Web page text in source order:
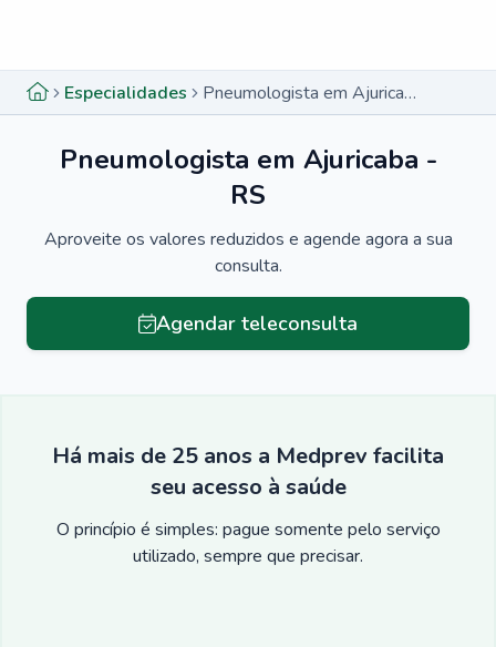
Especialidades Pneumologista em Ajuricaba - RS
Pneumologista em Ajuricaba -
RS
Aproveite os valores reduzidos e agende agora a sua
consulta.
Agendar teleconsulta
Há mais de 25 anos a Medprev facilita
seu acesso à saúde
O princípio é simples: pague somente pelo serviço
utilizado, sempre que precisar.